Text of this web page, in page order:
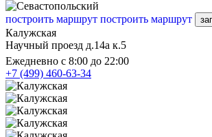
построить маршрут построить маршрут
Калужская
Научный проезд д.14а к.5
Ежедневно с 8:00 до 22:00
+7 (499) 460-63-34